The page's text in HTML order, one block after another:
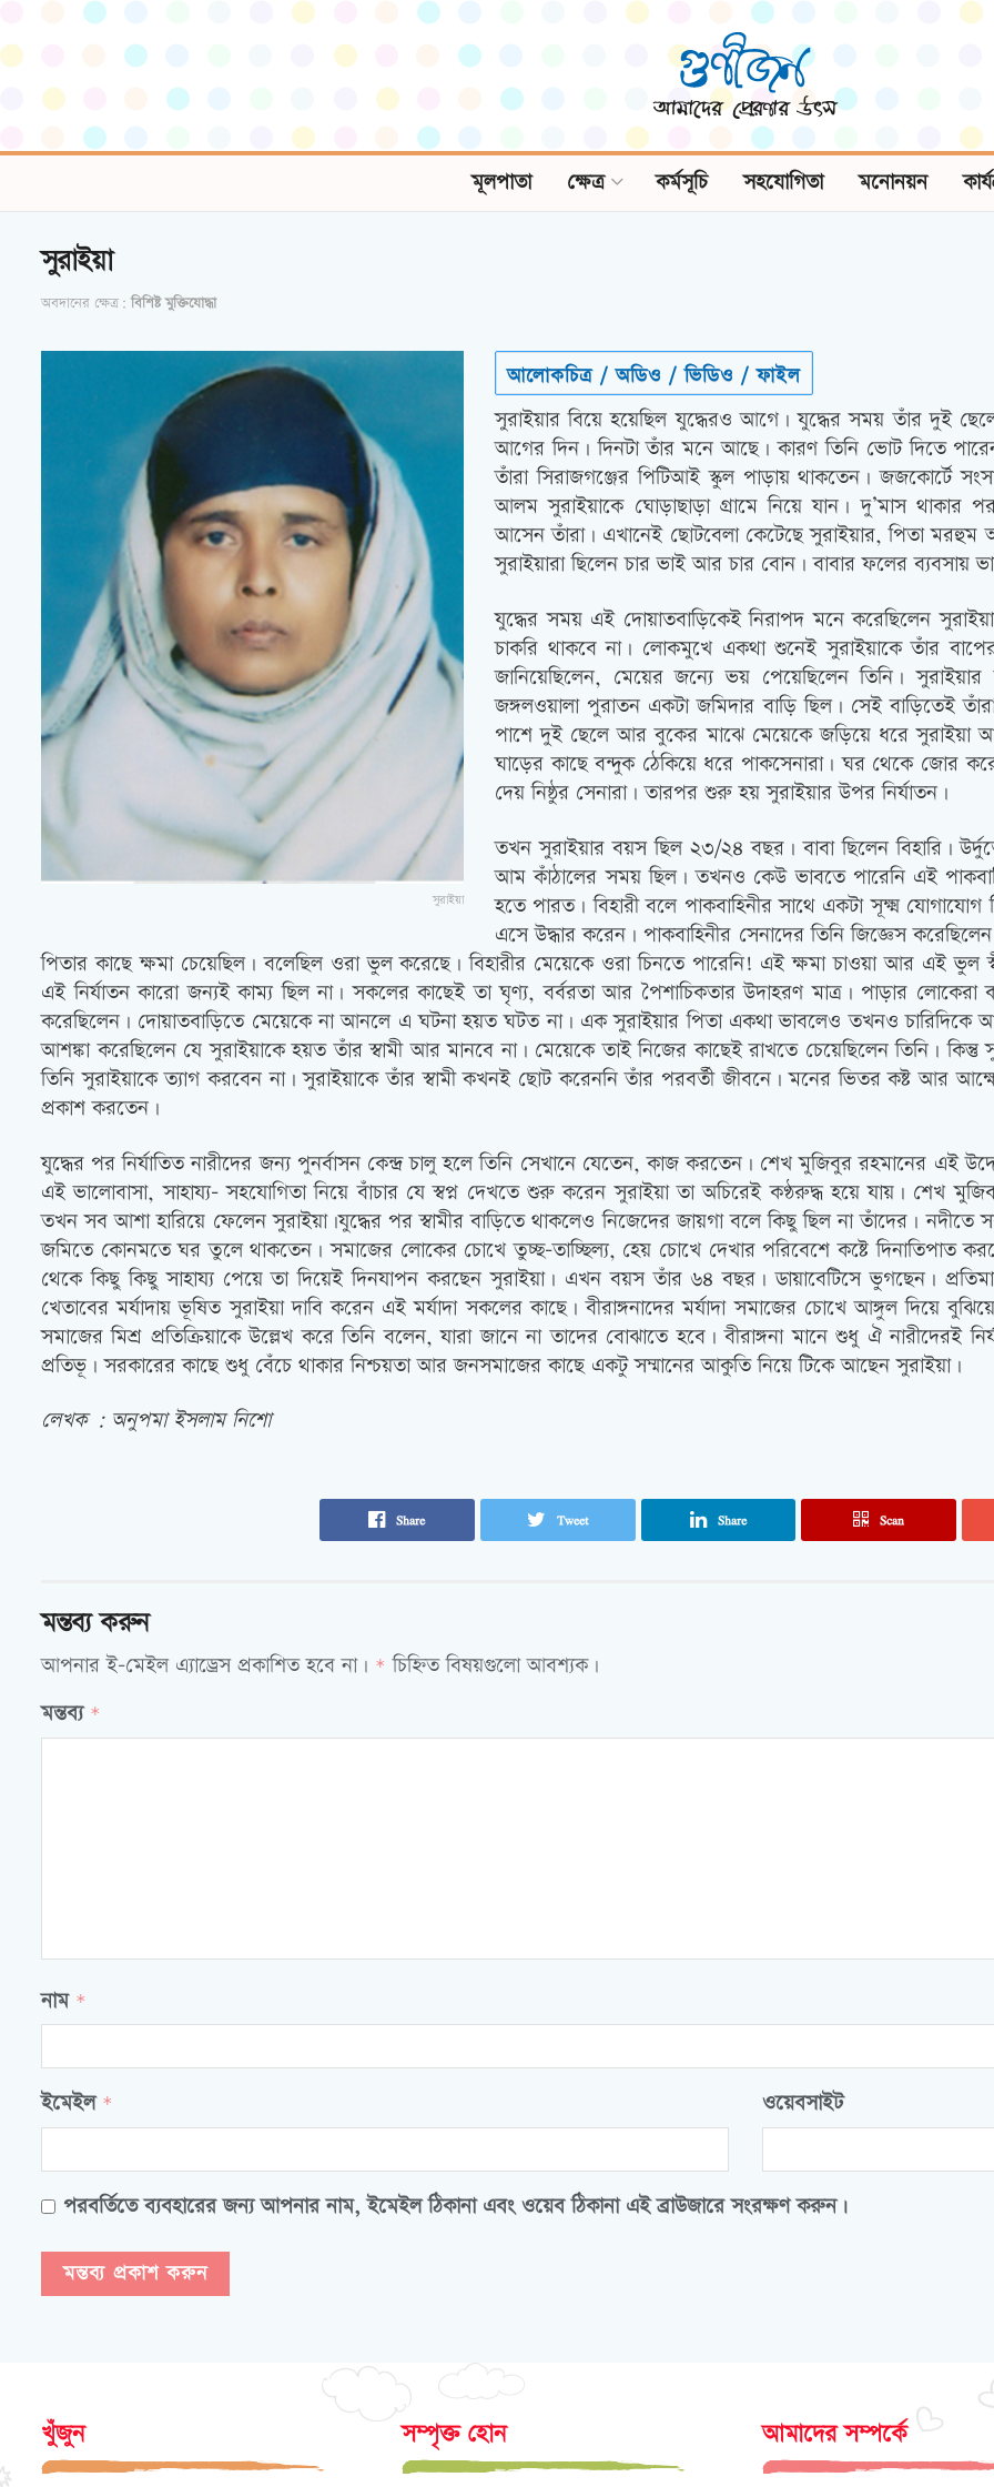
মূলপাতা ক্ষেত্র কর্মসূচি সহযোগিতা মনোনয়ন
সুরাইয়া
অবদানের ক্ষেত্র: বিশিষ্ট মুক্তিযোদ্ধা
সুরাইয়া
আলোকচিত্র / অডিও / ভিডিও / ফাইল
সুরাইয়ার বিয়ে হয়েছিল যুদ্ধেরও আগে। যুদ্ধের সময় তাঁর দুই
আগের দিন। দিনটা তাঁর মনে আছে। কারণ তিনি ভোট দিতে
তাঁরা সিরাজগঞ্জের পিটিআই স্কুল পাড়ায় থাকতেন। জজকোর্টে
আলম সুরাইয়াকে ঘোড়াছাড়া গ্রামে নিয়ে যান। দু’মাস থাকার
আসেন তাঁরা। এখানেই ছোটবেলা কেটেছে সুরাইয়ার, পিতা
সুরাইয়ারা ছিলেন চার ভাই আর চার বোন। বাবার ফলের ব্যবসায়
যুদ্ধের সময় এই দোয়াতবাড়িকেই নিরাপদ মনে করেছিলেন
চাকরি থাকবে না। লোকমুখে একথা শুনেই সুরাইয়াকে তাঁর
জানিয়েছিলেন, মেয়ের জন্যে ভয় পেয়েছিলেন তিনি।
জঙ্গলওয়ালা পুরাতন একটা জমিদার বাড়ি ছিল। সেই বাড়িতেই
পাশে দুই ছেলে আর বুকের মাঝে মেয়েকে জড়িয়ে ধরে সুরাইয়া আর
ঘাড়ের কাছে বন্দুক ঠেকিয়ে ধরে পাকসেনারা। ঘর থেকে জোর
দেয় নিষ্ঠুর সেনারা। তারপর শুরু হয় সুরাইয়ার উপর নির্যাতন।
তখন সুরাইয়ার বয়স ছিল ২৩/২৪ বছর। বাবা ছিলেন বিহারি।
আম কাঁঠালের সময় ছিল। তখনও কেউ ভাবতে পারেনি এই
হতে পারত। বিহারী বলে পাকবাহিনীর সাথে একটা সূক্ষ্ম
এসে উদ্ধার করেন। পাকবাহিনীর সেনাদের তিনি জিজ্ঞেস
পিতার কাছে ক্ষমা চেয়েছিল। বলেছিল ওরা ভুল করেছে। বিহারীর মেয়েকে ওরা চিনতে পারেনি! এই ক্ষমা চাওয়া আর এই ভুল
এই নির্যাতন কারো জন্যই কাম্য ছিল না। সকলের কাছেই তা ঘৃণ্য, বর্বরতা আর পৈশাচিকতার উদাহরণ মাত্র। পাড়ার লোকেরা
করেছিলেন। দোয়াতবাড়িতে মেয়েকে না আনলে এ ঘটনা হয়ত ঘটত না। এক সুরাইয়ার পিতা একথা ভাবলেও তখনও চারিদিকে
আশঙ্কা করেছিলেন যে সুরাইয়াকে হয়ত তাঁর স্বামী আর মানবে না। মেয়েকে তাই নিজের কাছেই রাখতে চেয়েছিলেন তিনি।
তিনি সুরাইয়াকে ত্যাগ করবেন না। সুরাইয়াকে তাঁর স্বামী কখনই ছোট করেননি তাঁর পরবর্তী জীবনে। মনের ভিতর কষ্ট আর
প্রকাশ করতেন।
যুদ্ধের পর নির্যাতিত নারীদের জন্য পুনর্বাসন কেন্দ্র চালু হলে তিনি সেখানে যেতেন, কাজ করতেন। শেখ মুজিবুর রহমানের এই
এই ভালোবাসা, সাহায্য- সহযোগিতা নিয়ে বাঁচার যে স্বপ্ন দেখতে শুরু করেন সুরাইয়া তা অচিরেই কণ্ঠরুদ্ধ হয়ে যায়। শেখ
তখন সব আশা হারিয়ে ফেলেন সুরাইয়া।যুদ্ধের পর স্বামীর বাড়িতে থাকলেও নিজেদের জায়গা বলে কিছু ছিল না তাঁদের। নদীতে
জমিতে কোনমতে ঘর তুলে থাকতেন। সমাজের লোকের চোখে তুচ্ছ-তাচ্ছিল্য, হেয় চোখে দেখার পরিবেশে কষ্টে দিনাতিপাত
থেকে কিছু কিছু সাহায্য পেয়ে তা দিয়েই দিনযাপন করছেন সুরাইয়া। এখন বয়স তাঁর ৬৪ বছর। ডায়াবেটিসে ভুগছেন।
খেতাবের মর্যাদায় ভূষিত সুরাইয়া দাবি করেন এই মর্যাদা সকলের কাছে। বীরাঙ্গনাদের মর্যাদা সমাজের চোখে আঙ্গুল দিয়ে
সমাজের মিশ্র প্রতিক্রিয়াকে উল্লেখ করে তিনি বলেন, যারা জানে না তাদের বোঝাতে হবে। বীরাঙ্গনা মানে শুধু ঐ নারীদেরই
প্রতিভূ। সরকারের কাছে শুধু বেঁচে থাকার নিশ্চয়তা আর জনসমাজের কাছে একটু সম্মানের আকুতি নিয়ে টিকে আছেন সুরাইয়া।
লেখক : অনুপমা ইসলাম নিশো
Share Tweet Share Scan
মন্তব্য করুন
আপনার ই-মেইল এ্যাড্রেস প্রকাশিত হবে না। * চিহ্নিত বিষয়গুলো আবশ্যক।
মন্তব্য *
নাম *
ইমেইল * ওয়েবসাইট
পরবর্তিতে ব্যবহারের জন্য আপনার নাম, ইমেইল ঠিকানা এবং ওয়েব ঠিকানা এই ব্রাউজারে সংরক্ষণ করুন।
খুঁজুন সম্পৃক্ত হোন আমাদের সম্পর্কে